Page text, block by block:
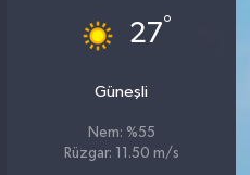
27°
Güneşli
Nem: %55
Rüzgar: 11.50 m/s